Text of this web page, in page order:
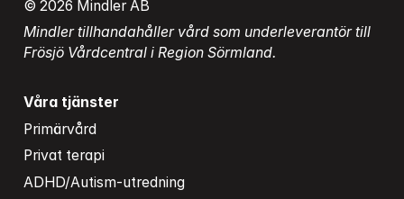
© 2026 Mindler AB
Mindler tillhandahåller vård som underleverantör till
Frösjö Vårdcentral i Region Sörmland.
Våra tjänster
Primärvård
Privat terapi
ADHD/Autism-utredning